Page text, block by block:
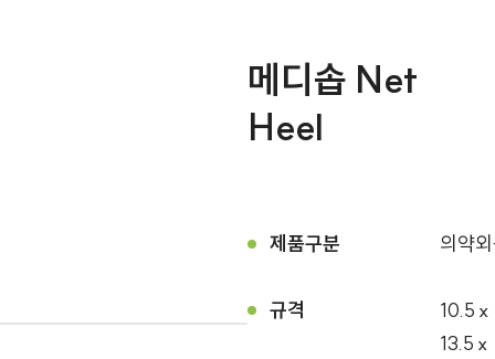
메디솝 Net
Heel
제품구분 의약
규격
10.5 x
13.5 x